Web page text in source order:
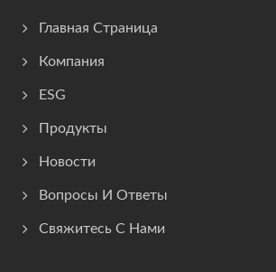
Главная Страница
Компания
ESG
Продукты
Новости
Вопросы И Ответы
Свяжитесь С Нами